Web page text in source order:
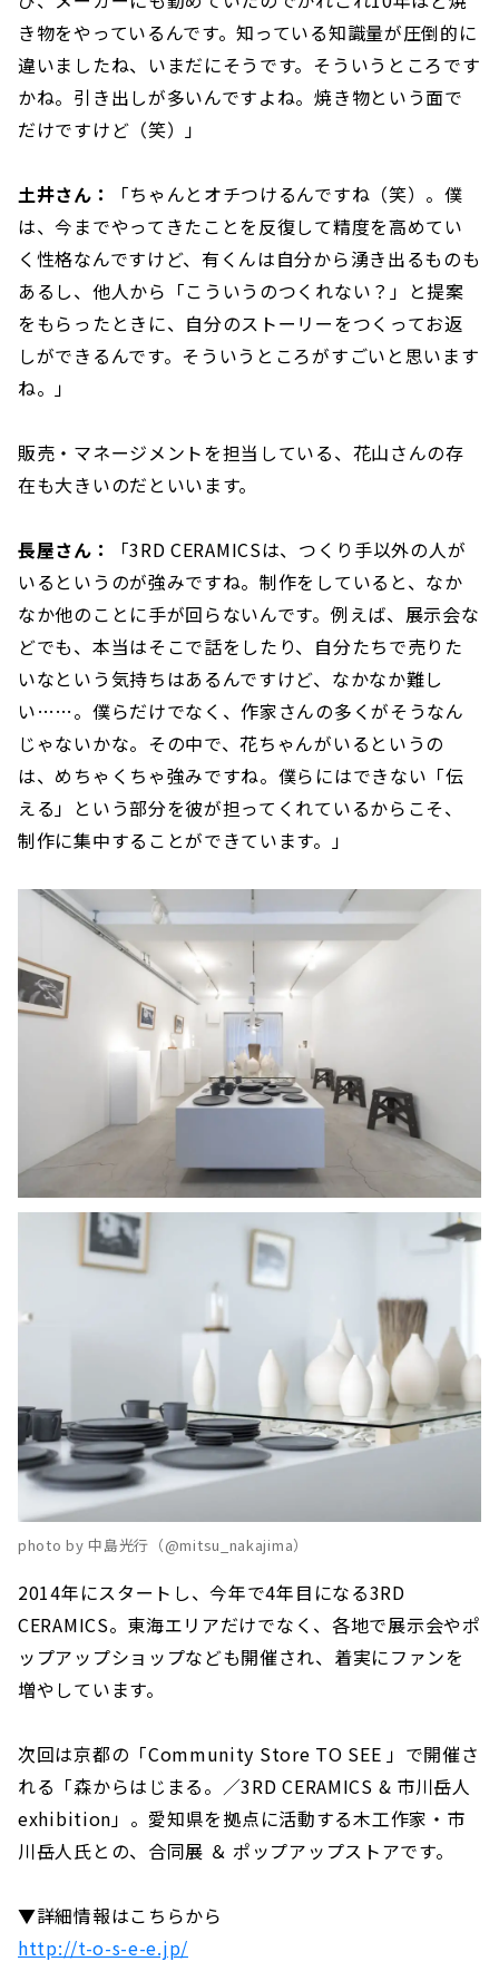
き物をやっているんです。知っている知識量が圧倒的に
違いましたね、いまだにそうです。そういうところです
かね。引き出しが多いんですよね。焼き物という面で
だけですけど（笑）」
土井さん：
「ちゃんとオチつけるんですね（笑）。僕
は、今までやってきたことを反復して精度を高めてい
く性格なんですけど、有くんは自分から湧き出るものも
あるし、他人から「こういうのつくれない？」と提案
をもらったときに、自分のストーリーをつくってお返
しができるんです。そういうところがすごいと思います
ね。」
販売・マネージメントを担当している、花山さんの存
在も大きいのだといいます。
長屋さん：
「3RD CERAMICSは、つくり手以外の人が
いるというのが強みですね。制作をしていると、なか
なか他のことに手が回らないんです。例えば、展示会な
どでも、本当はそこで話をしたり、自分たちで売りた
いなという気持ちはあるんですけど、なかなか難し
い……。僕らだけでなく、作家さんの多くがそうなん
じゃないかな。その中で、花ちゃんがいるというの
は、めちゃくちゃ強みですね。僕らにはできない「伝
える」という部分を彼が担ってくれているからこそ、
制作に集中することができています。」
photo by 中島光行（@mitsu_nakajima）
2014年にスタートし、今年で4年目になる3RD
CERAMICS。東海エリアだけでなく、各地で展示会やポ
ップアップショップなども開催され、着実にファンを
増やしています。
次回は京都の「Community Store TO SEE 」で開催さ
れる「森からはじまる。／3RD CERAMICS & 市川岳人
exhibition」。愛知県を拠点に活動する木工作家・市
川岳人氏との、合同展 ＆ ポップアップストアです。
▼詳細情報はこちらから
http://t-o-s-e-e.jp/